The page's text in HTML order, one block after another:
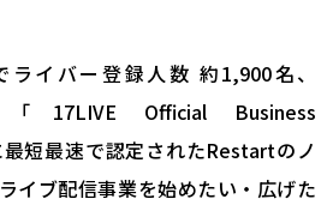
イバー登録人数 約1,900名、
17LIVE Official Business
短最速で認定されたRestartのノ
イブ配信事業を始めたい・広げた